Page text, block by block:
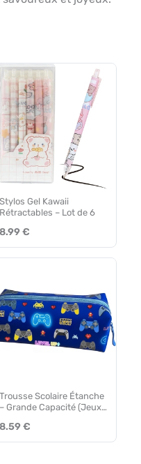
Stylos Gel Kawaii
Rétractables – Lot de 6
8.99 €
Trousse Scolaire Étanche
– Grande Capacité (Jeux
8.59 €